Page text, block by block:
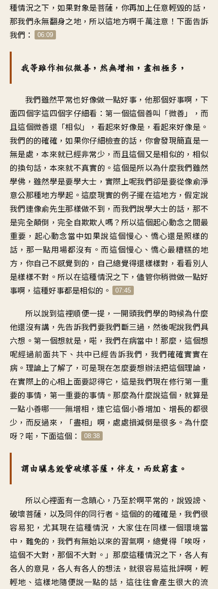
種情況之下，如果對象是菩薩，你再加上任意輕毀的話，
那我們永無翻身之地，所以這地方啊千萬注意！下面告訴
我們：
06:09
我等雖作相似微善，然無增相，盡相極多，
我們雖然平常也好像做一點好事，他那個好事啊，下
面四個字這四個字仔細看：第一個這個善叫「微善」，而
且這個微善還「相似」，看起來好像是，看起來好像是。
我們的的確確，如果你仔細檢查的話，你會發現簡直是一
無是處，本來就已經非常少，而且這個又是相似的，相似
的換句話，本來就不真實的。這個是所以為什麼我們雖然
學佛，雖然學是要學大士，實際上呢我們卻是要從像俞淨
意公那種地方學起。這麼現實的例子擺在這地方，假定說
我們連像俞先生那樣做不到，而我們說學大士的話，那不
是完全顛倒，完全自欺欺人嗎？所以這個起心動念之間最
重要，起心動念當中如果說這個慢心、憍心還是照樣的
話，那一點用場都沒有。而這個慢心、憍心最糟糕的地
方，你自己不感覺到的，自己總覺得還樣樣對，看看別人
是樣樣不對。所以在這種情況之下，儘管你稍微做一點好
事啊，這種好事都是相似的。
07:45
所以說到這裡順便一提，一開頭我們學的時候為什麼
他還沒有講，先告訴我們要我們斷三過，然後呢說我們具
六想。第一個想就是，喏，我們在病當中！那麼，這個想
呢經過前面共下、共中已經告訴我們，我們確確實實在
病。理論上了解了，可是現在怎麼要想辦法把這個理論，
在實際上的心相上面要認得它，這是我們現在修行第一重
要的事情，第一重要的事情。那麼為什麼說這個，就算是
一點小善哪──無增相，連它這個小善增加、增長的都很
少，而反過來，「盡相」啊，處處損減倒是很多。為什麼
呀？喏，下面這個：
08:38
謂由瞋恚毀訾破壞菩薩，伴友，而致窮盡。
所以心裡面有一念瞋心，乃至於啊平常的，說毀謗、
破壞菩薩，以及同伴的同行者。這個的的確確是，我們很
容易犯，尤其現在這種情況，大家住在同樣一個環境當
中，難免的，我們有無始以來的習氣啊，總覺得「唉呀，
這個不大對，那個不大對。」那麼這種情況之下，各人有
各人的意見，各人有各人的想法，就很容易這批評啊，輕
輕地、這樣地隨便說一點的話，這往往會產生很大的流